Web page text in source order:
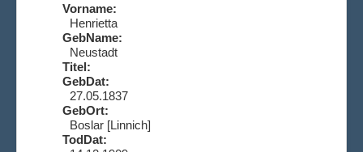
Vorname:
Henrietta
GebName:
Neustadt
Titel:
GebDat:
27.05.1837
GebOrt:
Boslar [Linnich]
TodDat: